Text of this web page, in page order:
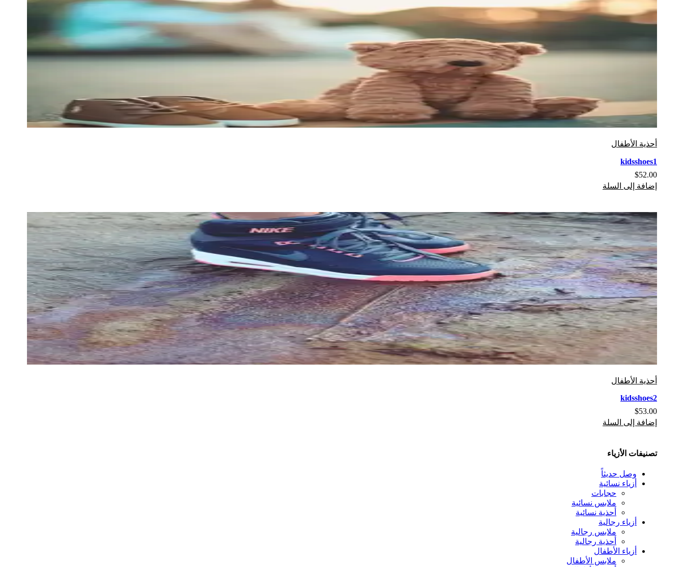
أحذية الأطفال
kidsshoes1
$52.00
إضافة إلى السلة
أحذية الأطفال
kidsshoes2
$53.00
إضافة إلى السلة
تصنيفات الأزياء
وصل حديثاً
أزياء نسائية
حجابات
ملابس نسائية
أحذية نسائية
أزياء رجالية
ملابس رجالية
أحذية رجالية
أزياء الأطفال
ملابس الأطفال